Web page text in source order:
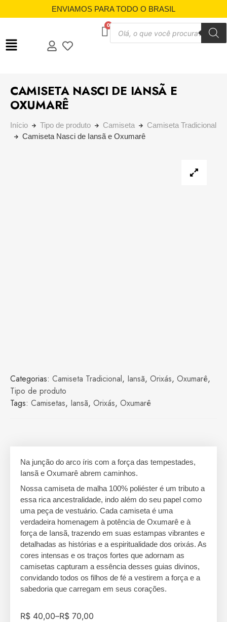
ENVIAMOS PARA TODO O BRASIL
CAMISETA NASCI DE IANSÃ E
OXUMARÊ
Início Tipo de produto Camiseta
Camiseta Tradicional
Camiseta Nasci de Iansã e Oxumarê
Categorias: Camiseta Tradicional, Iansã, Orixás, Oxumarê,
Tipo de produto
Tags: Camisetas, Iansã, Orixás, Oxumarê
Na junção do arco íris com a força das tempestades,
Iansã e Oxumarê abrem caminhos.
Nossa camiseta de malha 100% poliéster é um tributo a
essa rica ancestralidade, indo além do seu papel como
uma peça de vestuário. Cada camiseta é uma
verdadeira homenagem à potência de Oxumarê e à
força de Iansã, trazendo em suas estampas vibrantes e
detalhadas as histórias e a espiritualidade dos orixás. As
cores intensas e os traços fortes que adornam as
camisetas capturam a essência desses guias divinos,
convidando todos os filhos de fé a vestirem a força e a
sabedoria que carregam em seus corações.
R$ 40,00–R$ 70,00